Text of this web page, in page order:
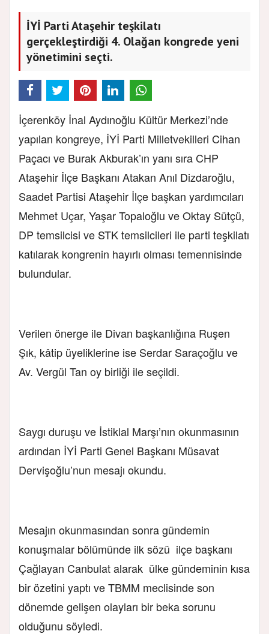
İYİ Parti Ataşehir teşkilatı
gerçekleştirdiği 4. Olağan kongrede yeni
yönetimini seçti.
İçerenköy İnal Aydınoğlu Kültür Merkezi’nde
yapılan kongreye, İYİ Parti Milletvekilleri Cihan
Paçacı ve Burak Akburak’ın yanı sıra CHP
Ataşehir İlçe Başkanı Atakan Anıl Dizdaroğlu,
Saadet Partisi Ataşehir İlçe başkan yardımcıları
Mehmet Uçar, Yaşar Topaloğlu ve Oktay Sütçü,
DP temsilcisi ve STK temsilcileri ile parti teşkilatı
katılarak kongrenin hayırlı olması temennisinde
bulundular.
Verilen önerge ile Divan başkanlığına Ruşen
Şık, kâtip üyeliklerine ise Serdar Saraçoğlu ve
Av. Vergül Tan oy birliği ile seçildi.
Saygı duruşu ve İstiklal Marşı’nın okunmasının
ardından İYİ Parti Genel Başkanı Müsavat
Dervişoğlu’nun mesajı okundu.
Mesajın okunmasından sonra gündemin
konuşmalar bölümünde ilk sözü ilçe başkanı
Çağlayan Canbulat alarak ülke gündeminin kısa
bir özetini yaptı ve TBMM meclisinde son
dönemde gelişen olayları bir beka sorunu
olduğunu söyledi.